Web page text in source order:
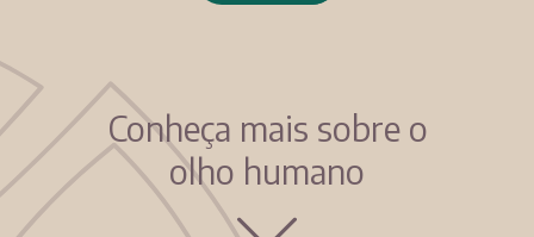
Conheça mais sobre o
olho humano